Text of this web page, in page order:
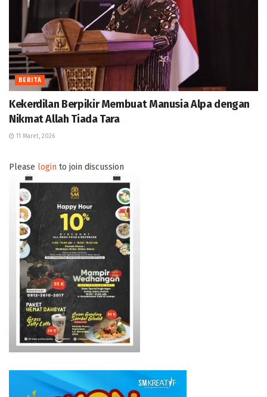
BERITA
Kekerdilan Berpikir Membuat Manusia Alpa dengan
Nikmat Allah Tiada Tara
11 Maret, 2026
Please login to join discussion